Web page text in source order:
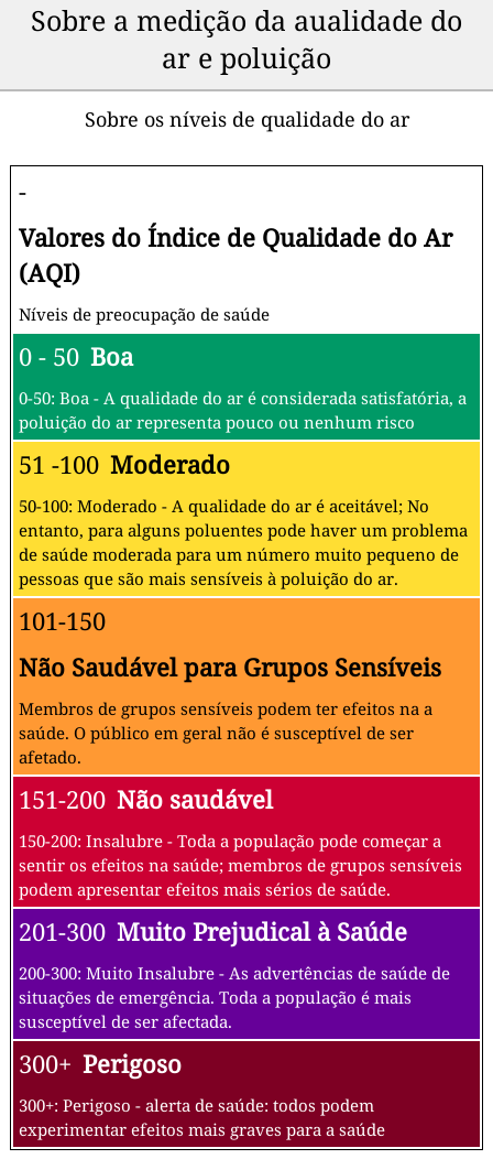
Sobre a medição da aualidade do
ar e poluição
Sobre os níveis de qualidade do ar
-
Valores do Índice de Qualidade do Ar
(AQI)
Níveis de preocupação de saúde
0 - 50 Boa
0-50: Boa - A qualidade do ar é considerada satisfatória, a
poluição do ar representa pouco ou nenhum risco
51 -100 Moderado
50-100: Moderado - A qualidade do ar é aceitável; No
entanto, para alguns poluentes pode haver um problema
de saúde moderada para um número muito pequeno de
pessoas que são mais sensíveis à poluição do ar.
101-150
Não Saudável para Grupos Sensíveis
Membros de grupos sensíveis podem ter efeitos na a
saúde. O público em geral não é susceptível de ser
afetado.
151-200 Não saudável
150-200: Insalubre - Toda a população pode começar a
sentir os efeitos na saúde; membros de grupos sensíveis
podem apresentar efeitos mais sérios de saúde.
201-300 Muito Prejudical à Saúde
200-300: Muito Insalubre - As advertências de saúde de
situações de emergência. Toda a população é mais
susceptível de ser afectada.
300+ Perigoso
300+: Perigoso - alerta de saúde: todos podem
experimentar efeitos mais graves para a saúde